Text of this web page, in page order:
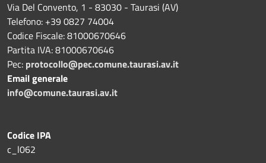
Via Del Convento, 1 - 83030 - Taurasi (AV)
Telefono: +39 0827 74004
Codice Fiscale: 81000670646
Partita IVA: 81000670646
Pec: protocollo@pec.comune.taurasi.av.it
Email generale
info@comune.taurasi.av.it
Codice IPA
c_l062